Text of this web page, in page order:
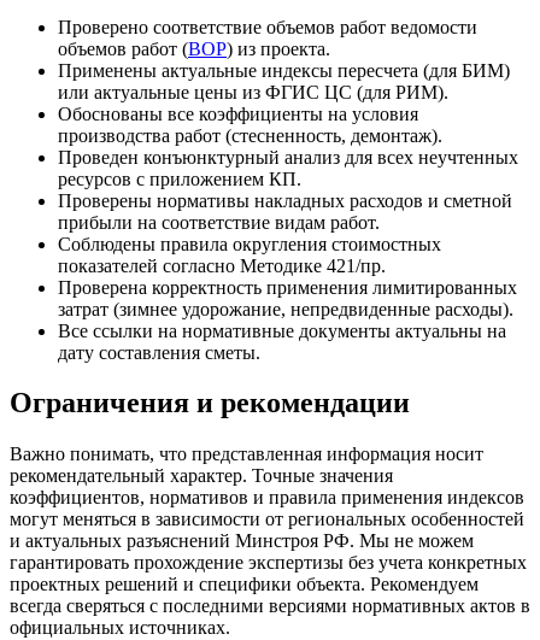
Проверено соответствие объемов работ ведомости
объемов работ (ВОР) из проекта.
Применены актуальные индексы пересчета (для БИМ)
или актуальные цены из ФГИС ЦС (для РИМ).
Обоснованы все коэффициенты на условия
производства работ (стесненность, демонтаж).
Проведен конъюнктурный анализ для всех неучтенных
ресурсов с приложением КП.
Проверены нормативы накладных расходов и сметной
прибыли на соответствие видам работ.
Соблюдены правила округления стоимостных
показателей согласно Методике 421/пр.
Проверена корректность применения лимитированных
затрат (зимнее удорожание, непредвиденные расходы).
Все ссылки на нормативные документы актуальны на
дату составления сметы.
Ограничения и рекомендации
Важно понимать, что представленная информация носит
рекомендательный характер. Точные значения
коэффициентов, нормативов и правила применения индексов
могут меняться в зависимости от региональных особенностей
и актуальных разъяснений Минстроя РФ. Мы не можем
гарантировать прохождение экспертизы без учета конкретных
проектных решений и специфики объекта. Рекомендуем
всегда сверяться с последними версиями нормативных актов в
официальных источниках.